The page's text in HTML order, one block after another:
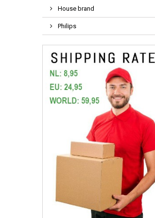
House brand
Philips